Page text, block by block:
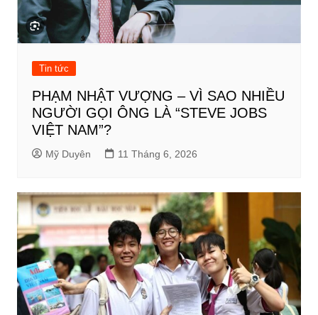
Tin tức
PHẠM NHẬT VƯỢNG – VÌ SAO NHIỀU
NGƯỜI GỌI ÔNG LÀ “STEVE JOBS
VIỆT NAM”?
Mỹ Duyên 11 Tháng 6, 2026